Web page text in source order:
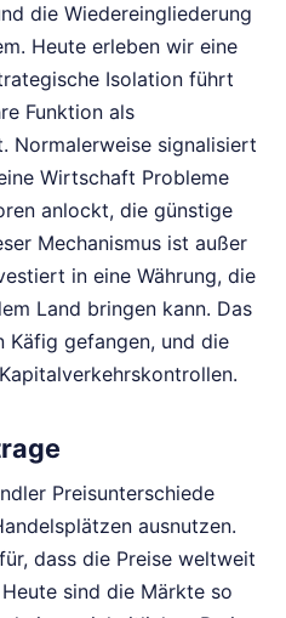
die Wiedereingliederung
Heute erleben wir eine
Isolation führt
Funktion als
Normalerweise signalisiert
Wirtschaft Probleme
anlockt, die günstige
Mechanismus ist außer
in eine Währung, die
Land bringen kann. Das
Käfig gefangen, und die
Preisunterschiede
ausnutzen.
dass die Preise weltweit
sind die Märkte so